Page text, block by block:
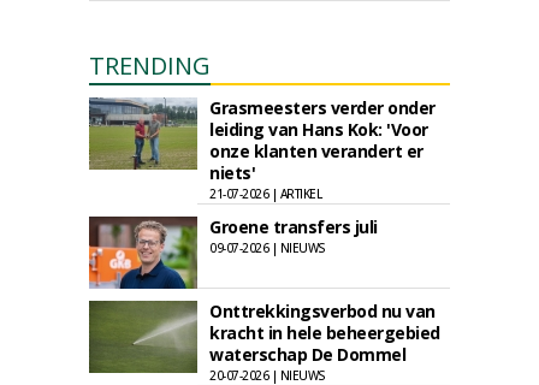
TRENDING
Grasmeesters verder onder
leiding van Hans Kok: 'Voor
onze klanten verandert er
niets'
21-07-2026 | ARTIKEL
Groene transfers juli
09-07-2026 | NIEUWS
Onttrekkingsverbod nu van
kracht in hele beheergebied
waterschap De Dommel
20-07-2026 | NIEUWS